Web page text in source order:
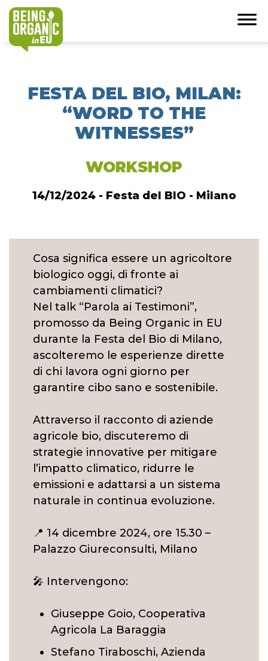
FESTA DEL BIO, MILAN:
“WORD TO THE
WITNESSES”
WORKSHOP
14/12/2024 - Festa del BIO - Milano
Cosa significa essere un agricoltore
biologico oggi, di fronte ai
cambiamenti climatici?
Nel talk “Parola ai Testimoni”,
promosso da Being Organic in EU
durante la Festa del Bio di Milano,
ascolteremo le esperienze dirette
di chi lavora ogni giorno per
garantire cibo sano e sostenibile.
Attraverso il racconto di aziende
agricole bio, discuteremo di
strategie innovative per mitigare
l’impatto climatico, ridurre le
emissioni e adattarsi a un sistema
naturale in continua evoluzione.
📍 14 dicembre 2024, ore 15.30 –
Palazzo Giureconsulti, Milano
🎤 Intervengono:
Giuseppe Goio, Cooperativa
Agricola La Baraggia
Stefano Tiraboschi, Azienda